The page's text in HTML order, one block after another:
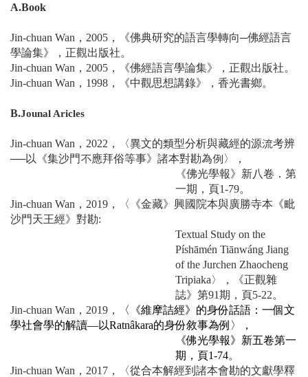
A.Book
Jin-chuan Wan，2005，《佛典研究的語言學轉向─佛經語言
學論集》，正觀出版社。
Jin-chuan Wan，2005，《佛經語言學論集》，正觀出版社。
Jin-chuan Wan，1998，《中觀思想講錄》，香光書鄉。
B.Jounal Aricles
Jin-chuan Wan，2022，〈異文的類型分析與藏經的源流考辨
──以《集沙門不應拜俗等事》諸本對勘為例〉，
《佛光學報》新八卷．第
一期，頁1-79。
Jin-chuan Wan，2019，〈《金藏》興國院本與廣勝寺本《毗
沙門天王經》對勘:
Textual Study on the
Píshāmén Tiānwáng Jiang
of the Jurchen Zhaocheng
Tripiaka〉，《正觀雜
誌》第91期，頁5-22。
Jin-chuan Wan，2019，
〈《維摩詰經》的身份話語：一個文
學社會學的解讀—以Ratnâkara的身份敘事為例〉，
《佛光學報》新五卷第一
期，頁1-74。
Jin-chuan Wan，2017，〈從合本解經到諸本會勘的文獻學釋